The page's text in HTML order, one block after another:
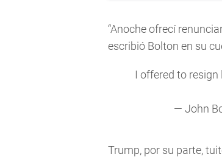
“Anoche ofrecí
escribió Bolton en su
I offered to
— John
Trump, por su parte,